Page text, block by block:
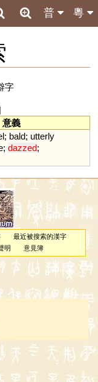
粵
普
字
意義
; bald; utterly
; dazzed;
最近被搜索的漢字
明 意見簿